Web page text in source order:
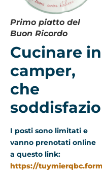
Primo piatto del
Buon Ricordo
Cucinare in
camper,
che
I posti sono limitati e
vanno prenotati online
a questo link:
https://